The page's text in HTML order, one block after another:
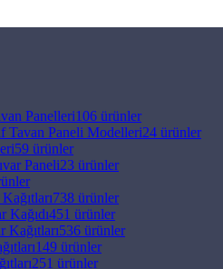
Panelleri106 ürünler
Tavan Paneli Modelleri24 ürünler
59 ürünler
Paneli23 ürünler
738 ürünler
Kağıdı451 ürünler
536 ürünler
149 ürünler
251 ürünler